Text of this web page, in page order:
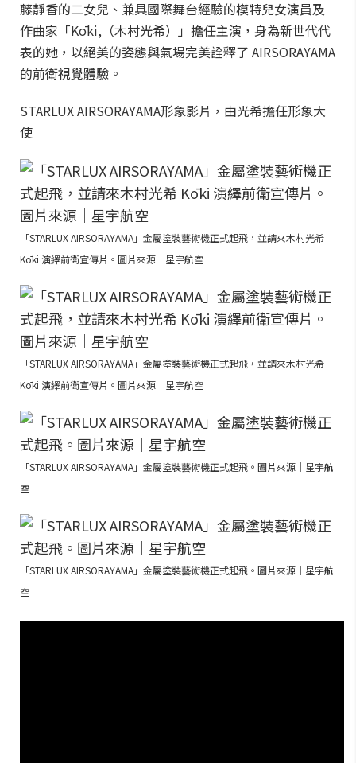
藤靜香的二女兒、兼具國際舞台經驗的模特兒女演員及
作曲家「Kōki,（木村光希）」擔任主演，身為新世代代
表的她，以絕美的姿態與氣場完美詮釋了 AIRSORAYAMA
的前衛視覺體驗。
STARLUX AIRSORAYAMA形象影片，由光希擔任形象大
使
「STARLUX AIRSORAYAMA」金屬塗裝藝術機正式起飛，並請來木村光希
Kōki 演繹前衛宣傳片。圖片來源｜星宇航空
「STARLUX AIRSORAYAMA」金屬塗裝藝術機正式起飛，並請來木村光希
Kōki 演繹前衛宣傳片。圖片來源｜星宇航空
「STARLUX AIRSORAYAMA」金屬塗裝藝術機正式起飛。圖片來源｜星宇航
空
「STARLUX AIRSORAYAMA」金屬塗裝藝術機正式起飛。圖片來源｜星宇航
空